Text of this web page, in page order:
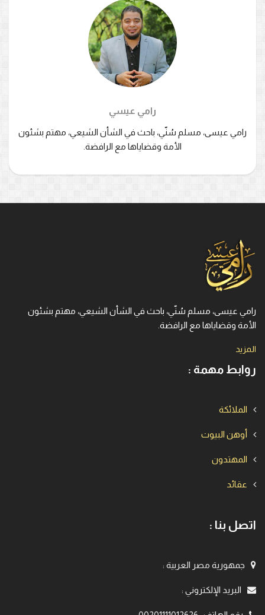
رامي عيسي
رامي عيسى، مسلم سُنّي، باحث في الشأن الشيعي، مهتم بشئون
الأمة وقضاياها مع الرافضة.
رامي عيسى، مسلم سُنّي، باحث في الشأن الشيعي، مهتم بشئون
الأمة وقضاياها مع الرافضة.
المزيد
روابط مهمة :
الملائكة
أوهن البيوت
المهتدون
عقائد
اتصل بنا :
جمهورية مصر العربية :
البريد الإلكتروني :